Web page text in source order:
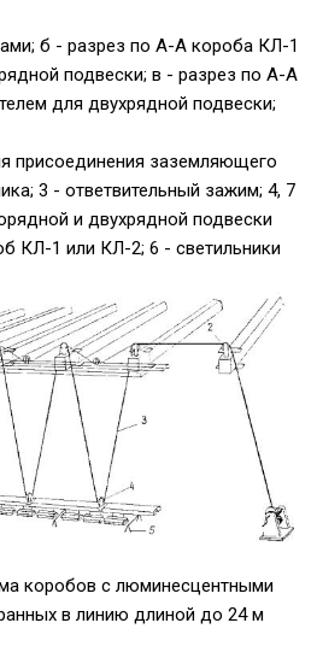
б - разрез по А-А короба КЛ-1
подвески; в - разрез по А-А
для двухрядной подвески;
присоединения заземляющего
3 - ответвительный зажим; 4, 7
и двухрядной подвески
КЛ-1 или КЛ-2; 6 - светильники
коробов с люминесцентными
в линию длиной до 24 м